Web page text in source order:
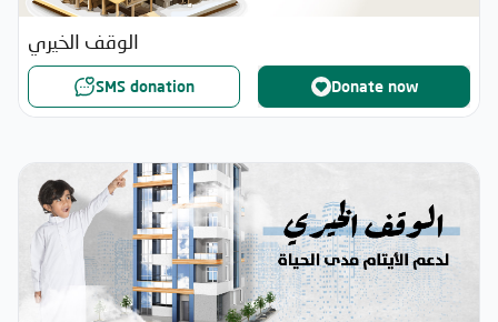
الوقف الخيري
SMS donation Donate now